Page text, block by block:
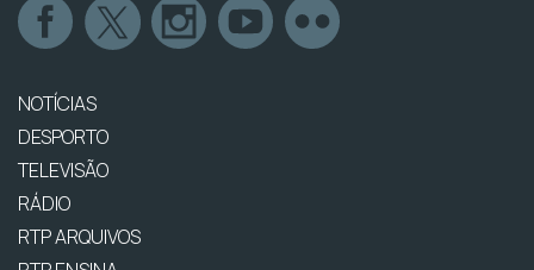
NOTÍCIAS
DESPORTO
TELEVISÃO
RÁDIO
RTP ARQUIVOS